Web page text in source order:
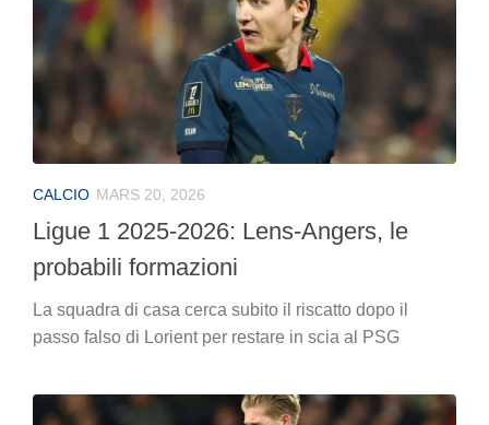
CALCIO MARS 20, 2026
Ligue 1 2025-2026: Lens-Angers, le
probabili formazioni
La squadra di casa cerca subito il riscatto dopo il
passo falso di Lorient per restare in scia al PSG